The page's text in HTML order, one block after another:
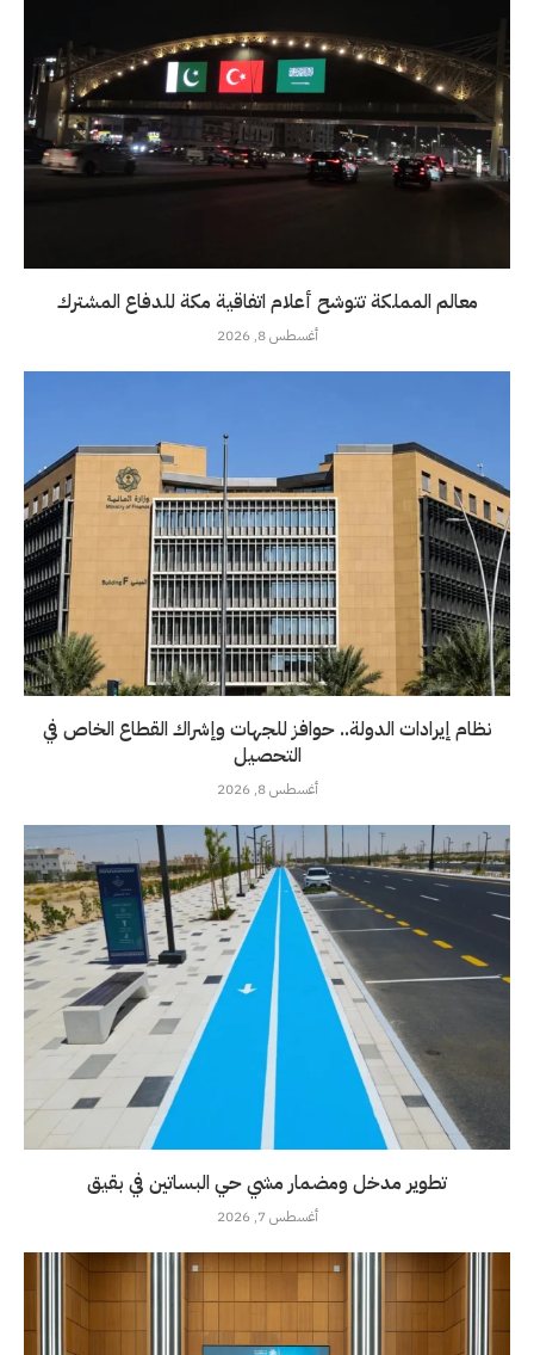
معالم المملكة تتوشح أعلام اتفاقية مكة للدفاع المشترك
أغسطس 8, 2026
نظام إيرادات الدولة.. حوافز للجهات وإشراك القطاع الخاص في
التحصيل
أغسطس 8, 2026
تطوير مدخل ومضمار مشي حي البساتين في بقيق
أغسطس 7, 2026